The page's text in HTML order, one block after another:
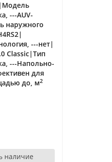
---AUV-
наружного
---нет|
Classic|Тип
---Напольно-
для
до, м2
наличие